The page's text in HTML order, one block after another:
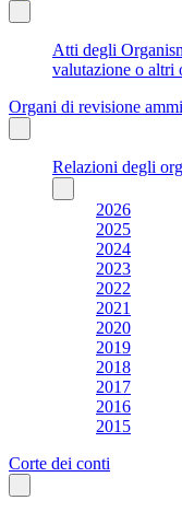
Atti degli
valutazione o altri
Organi di revisione
Relazioni degli
2026
2025
2024
2023
2022
2021
2020
2019
2018
2017
2016
2015
Corte dei conti